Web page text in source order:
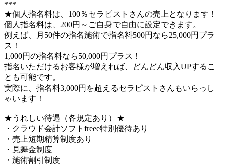
***
★個人指名料は、100％セラピストさんの売上となります！
個人指名料は、200円～ご自身で自由に設定できます。
例えば、月50件の指名施術で指名料500円なら25,000円プラ
ス！
1,000円の指名料なら50,000円プラス！
指名いただけるお客様が増えれば、どんどん収入UPするこ
とも可能です。
実際に、指名料3,000円を超えるセラピストさんもいらっし
ゃいます！
★うれしい待遇（各規定あり）★
・クラウド会計ソフトfreee特別優待あり
・売上短期精算制度あり
・見舞金制度
・施術割引制度